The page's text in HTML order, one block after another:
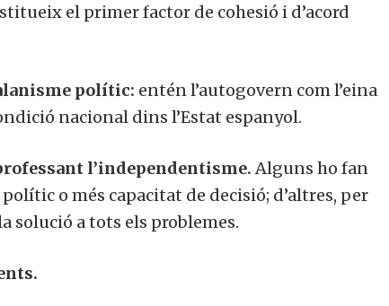
el primer factor de cohesió i d’acord
polític: entén l’autogovern com l’eina
nacional dins l’Estat espanyol.
l’independentisme. Alguns ho fan
o més capacitat de decisió; d’altres, per
solució a tots els problemes.